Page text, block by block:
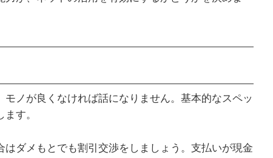
ノが良くなければ話になりません。基本的なスペッ
す。
ダメもとでも割引交渉をしましょう。支払いが現金